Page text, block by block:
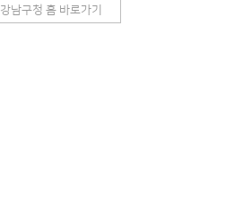
강남구청 홈 바로가기